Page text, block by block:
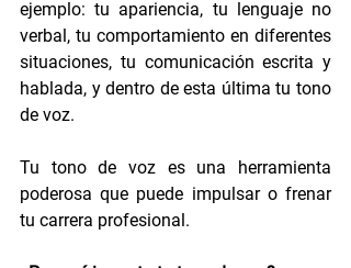
ejemplo: tu apariencia, tu lenguaje no
verbal, tu comportamiento en diferentes
situaciones, tu comunicación escrita y
hablada, y dentro de esta última tu tono
de voz.
Tu tono de voz es una herramienta
poderosa que puede impulsar o frenar
tu carrera profesional.